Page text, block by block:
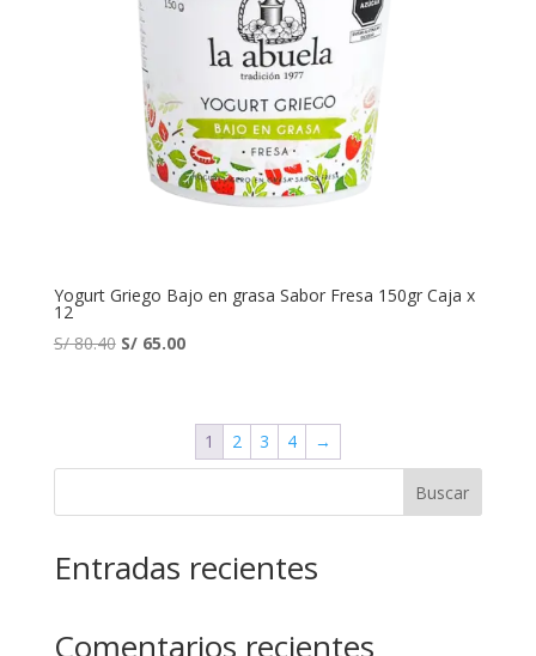
Yogurt Griego Bajo en grasa Sabor Fresa 150gr Caja x
12
S/80.40 El
S/65.00El
es:
S/ 65.00.
1 2 3 4 →
Buscar
Entradas recientes
Comentarios recientes